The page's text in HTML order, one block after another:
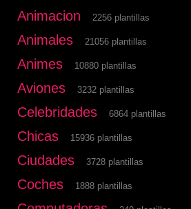
Animacion 2256 plantillas
Animales 21056 plantillas
Animes 10880 plantillas
Aviones 3232 plantillas
Celebridades 6864 plantillas
Chicas 15936 plantillas
Ciudades 3728 plantillas
Coches 1888 plantillas